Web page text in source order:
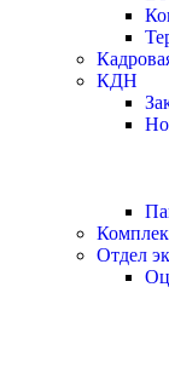
КДН
Отдел